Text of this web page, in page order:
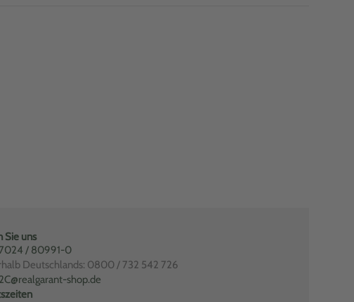
Sie uns
/ 80991-0
Deutschlands: 0800 / 732 542 726
shop.de